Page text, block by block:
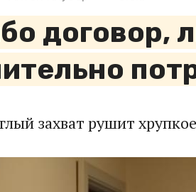
договор,
захват рушит